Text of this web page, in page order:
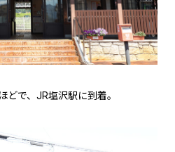
どで、JR塩沢駅に到着。